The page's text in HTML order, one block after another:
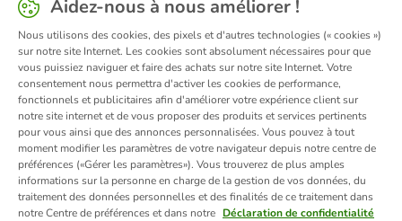
Aidez-nous à nous améliorer !
Nous utilisons des cookies, des pixels et d'autres technologies (« cookies »)
sur notre site Internet. Les cookies sont absolument nécessaires pour que
vous puissiez naviguer et faire des achats sur notre site Internet. Votre
consentement nous permettra d'activer les cookies de performance,
fonctionnels et publicitaires afin d'améliorer votre expérience client sur
notre site internet et de vous proposer des produits et services pertinents
pour vous ainsi que des annonces personnalisées. Vous pouvez à tout
moment modifier les paramètres de votre navigateur depuis notre centre de
préférences («Gérer les paramètres»). Vous trouverez de plus amples
informations sur la personne en charge de la gestion de vos données, du
traitement des données personnelles et des finalités de ce traitement dans
notre Centre de préférences et dans notre Déclaration de confidentialité